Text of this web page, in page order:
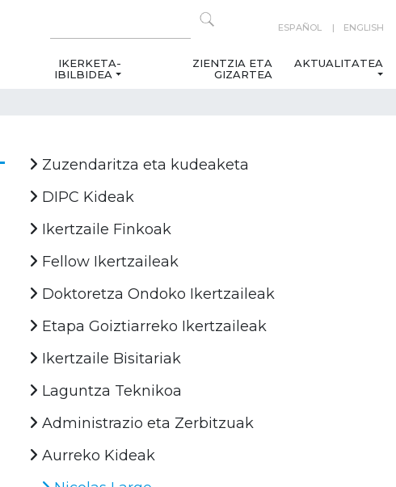
ESPAÑOL ENGLISH
IKERKETA-
IBILBIDEA
ZIENTZIA ETA
GIZARTEA
AKTUALITATEA
Zuzendaritza eta kudeaketa
DIPC Kideak
Ikertzaile Finkoak
Fellow Ikertzaileak
Doktoretza Ondoko Ikertzaileak
Etapa Goiztiarreko Ikertzaileak
Ikertzaile Bisitariak
Laguntza Teknikoa
Administrazio eta Zerbitzuak
Aurreko Kideak